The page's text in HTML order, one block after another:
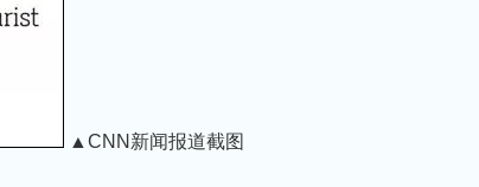
▲CNN新闻报道截图